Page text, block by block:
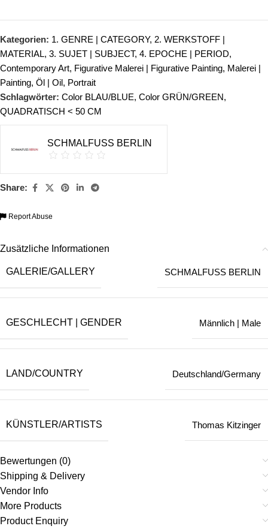
Kategorien: 1. GENRE | CATEGORY, 2. WERKSTOFF |
MATERIAL, 3. SUJET | SUBJECT, 4. EPOCHE | PERIOD,
Contemporary Art, Figurative Malerei | Figurative Painting, Malerei |
Painting, Öl | Oil, Portrait
Schlagwörter: Color BLAU/BLUE, Color GRÜN/GREEN,
QUADRATISCH < 50 CM
SCHMALFUSS BERLIN
Share:
Report Abuse
Zusätzliche Informationen
GALERIE/GALLERY SCHMALFUSS BERLIN
GESCHLECHT | GENDER Männlich | Male
LAND/COUNTRY Deutschland/Germany
KÜNSTLER/ARTISTS Thomas Kitzinger
Bewertungen (0)
Shipping & Delivery
Vendor Info
More Products
Product Enquiry